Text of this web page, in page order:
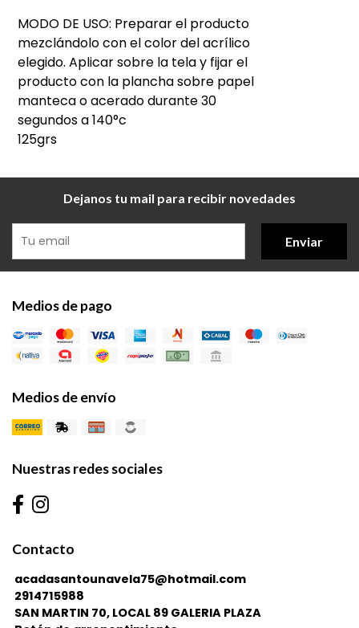
MODO DE USO: Preparar el producto
mezclándolo con el color del acrílico
elegido. Aplicar sobre la tela y fijar el
producto con la plancha sobre papel
manteca o acerado durante 30
segundos a 140°c
125grs
Dejanos tu mail para recibir novedades
Enviar
Medios de pago
Medios de envío
Nuestras redes sociales
Contacto
acadasantounavela75@hotmail.com
2914715988
SAN MARTIN 70, LOCAL 89 GALERIA PLAZA